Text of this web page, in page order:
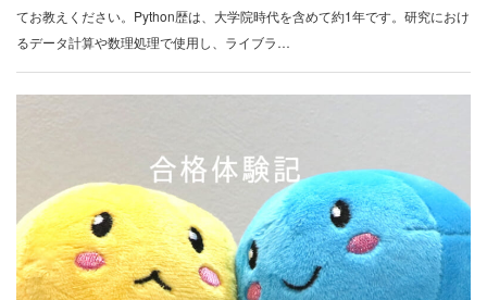
てお教えください。Python歴は、大学院時代を含めて約1年です。研究におけ
るデータ計算や数理処理で使用し、ライブラ…